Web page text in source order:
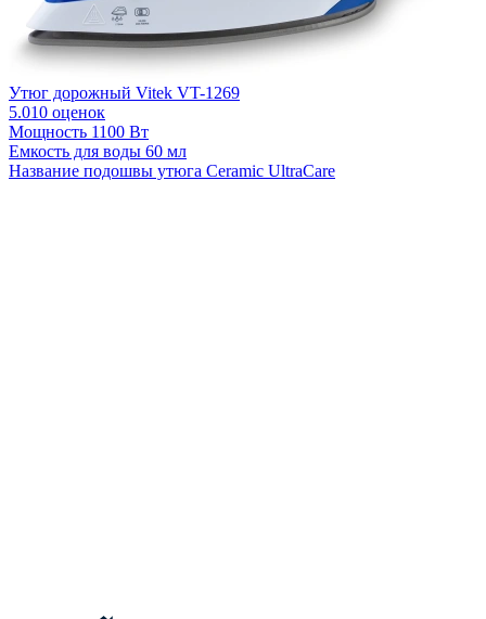
Утюг дорожный Vitek VT-1269
5.010 оценок
Мощность 1100 Вт
Емкость для воды 60 мл
Название подошвы утюга Ceramic UltraCare